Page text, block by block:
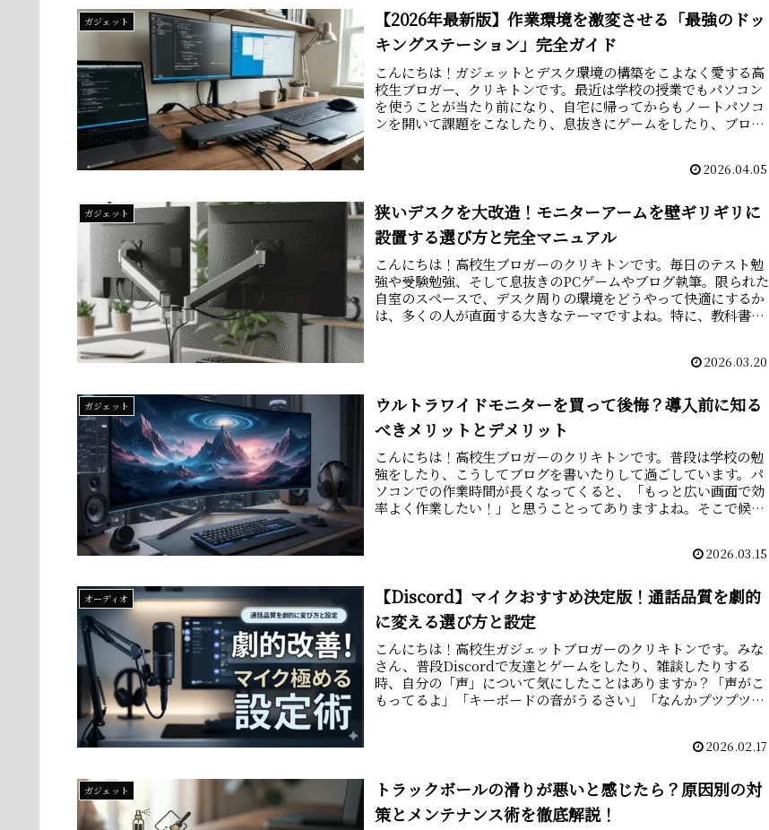
ガジェット
【2026年最新版】作業環境を激変させる「最強のドッ
キングステーション」完全ガイド
こんにちは！ガジェットとデスク環境の構築をこよなく愛する高
校生ブロガー、クリキトンです。最近は学校の授業でもパソコン
を使うことが当たり前になり、自宅に帰ってからもノートパソコ
ンを開いて課題をこなしたり、息抜きにゲームをしたり、ブログ
2026.04.05
ガジェット
狭いデスクを大改造！モニターアームを壁ギリギリに
設置する選び方と完全マニュアル
こんにちは！高校生ブロガーのクリキトンです。毎日のテスト勉
強や受験勉強、そして息抜きのPCゲームやブログ執筆。限られた
自室のスペースで、デスク周りの環境をどうやって快適にするか
は、多くの人が直面する大きなテーマですよね。特に、教科書と
2026.03.20
ガジェット
ウルトラワイドモニターを買って後悔？導入前に知る
べきメリットとデメリット
こんにちは！高校生ブロガーのクリキトンです。普段は学校の勉
強をしたり、こうしてブログを書いたりして過ごしています。パ
ソコンでの作業時間が長くなってくると、「もっと広い画面で効
率よく作業したい！」と思うことってありますよね。そこで候補
2026.03.15
オーディオ
【Discord】マイクおすすめ決定版！通話品質を劇的
に変える選び方と設定
こんにちは！高校生ガジェットブロガーのクリキトンです。みな
さん、普段Discordで友達とゲームをしたり、雑談したりする
時、自分の「声」について気にしたことはありますか？「声がこ
もってるよ」「キーボードの音がうるさい」「なんかプツプツ切
2026.02.17
ガジェット
トラックボールの滑りが悪いと感じたら？原因別の対
策とメンテナンス術を徹底解説！